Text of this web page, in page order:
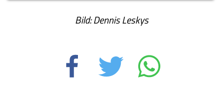
Bild: Dennis Leskys